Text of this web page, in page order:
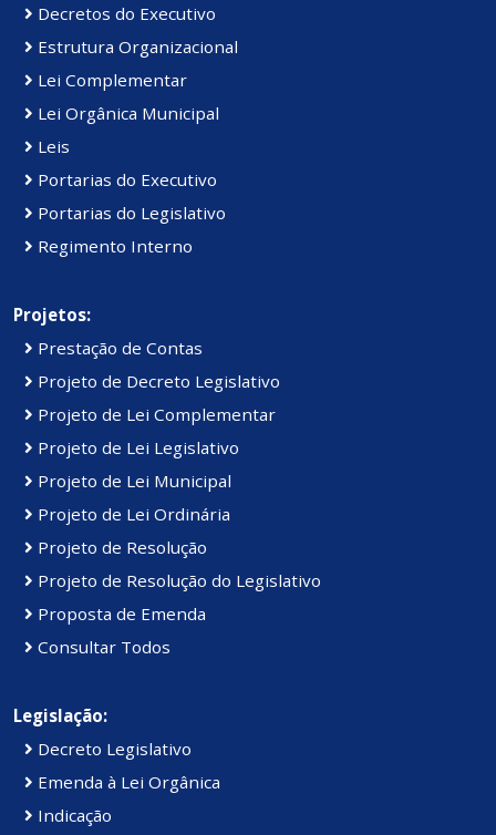
Decretos do Executivo
Estrutura Organizacional
Lei Complementar
Lei Orgânica Municipal
Leis
Portarias do Executivo
Portarias do Legislativo
Regimento Interno
Projetos:
Prestação de Contas
Projeto de Decreto Legislativo
Projeto de Lei Complementar
Projeto de Lei Legislativo
Projeto de Lei Municipal
Projeto de Lei Ordinária
Projeto de Resolução
Projeto de Resolução do Legislativo
Proposta de Emenda
Consultar Todos
Legislação:
Decreto Legislativo
Emenda à Lei Orgânica
Indicação